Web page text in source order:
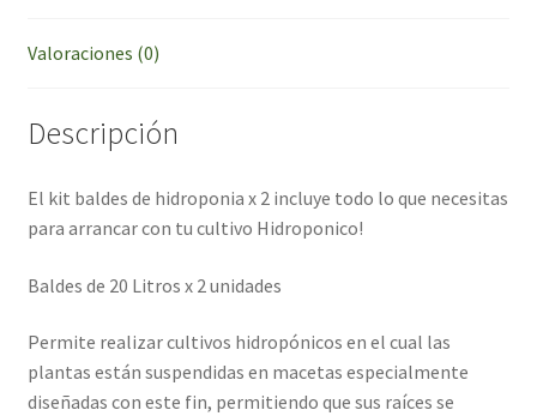
Valoraciones (0)
Descripción
El kit baldes de hidroponia x 2 incluye todo lo que necesitas
para arrancar con tu cultivo Hidroponico!
Baldes de 20 Litros x 2 unidades
Permite realizar cultivos hidropónicos en el cual las
plantas están suspendidas en macetas especialmente
diseñadas con este fin, permitiendo que sus raíces se